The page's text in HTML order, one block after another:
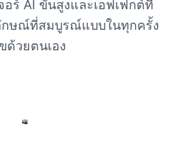
ร์ AI ขั้นสูงและเอฟเฟกต์ที่
กษณ์ที่สมบูรณ์แบบในทุกครั้ง
ด้วยตนเอง